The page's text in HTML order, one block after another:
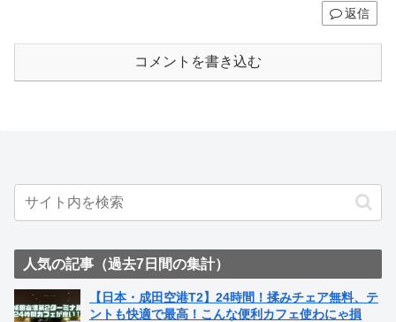
返信
コメントを書き込む
人気の記事（過去7日間の集計）
【日本・成田空港T2】24時間！揉みチェア無料、テ
ントも快適で最高！こんな便利カフェ使わにゃ損